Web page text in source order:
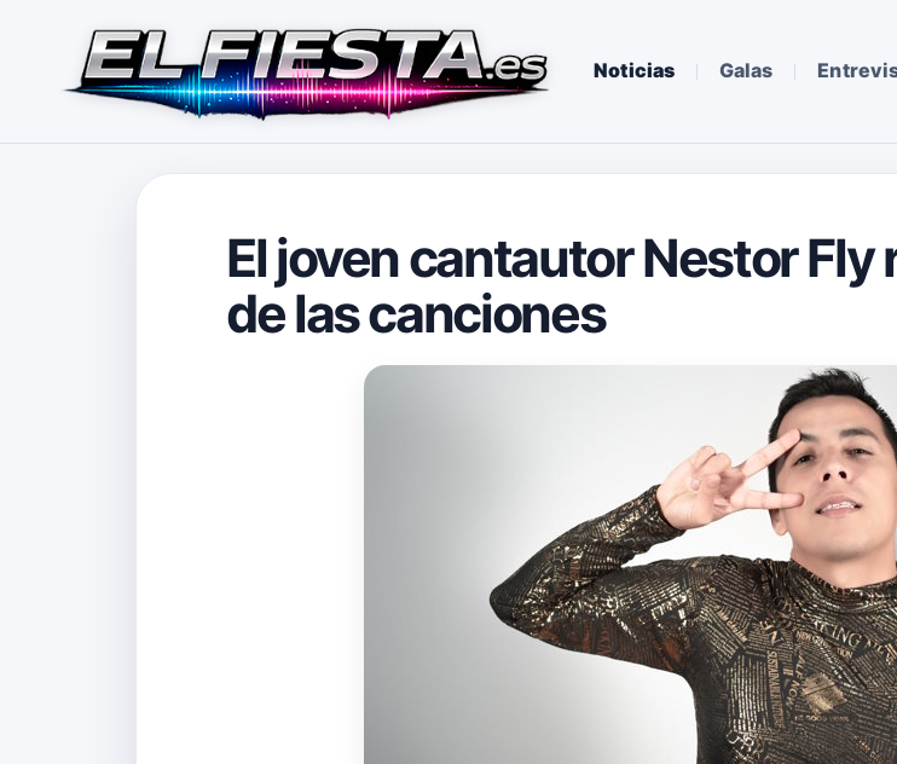
Noticias Galas
El joven cantautor Nestor
de las canciones